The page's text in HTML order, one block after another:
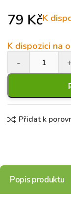
79 KčK
K dispozici na
Přidat k
Popis produktu